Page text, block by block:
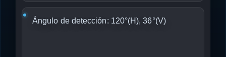
Ángulo de detección: 120°(H), 36°(V)